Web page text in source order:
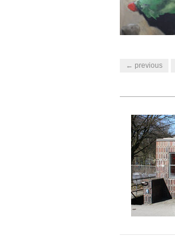
← previous